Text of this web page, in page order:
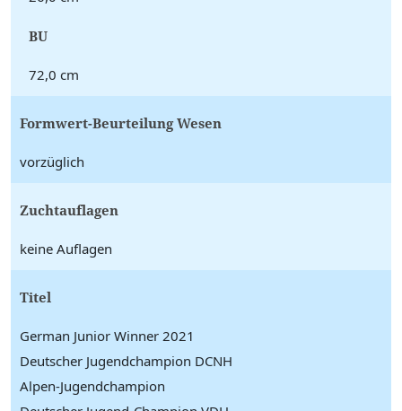
BU
72,0 cm
Formwert-Beurteilung Wesen
vorzüglich
Zuchtauflagen
keine Auflagen
Titel
German Junior Winner 2021
Deutscher Jugendchampion DCNH
Alpen-Jugendchampion